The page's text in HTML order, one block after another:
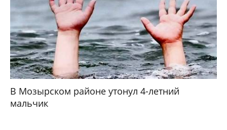
В Мозырском районе утонул 4-летний
мальчик